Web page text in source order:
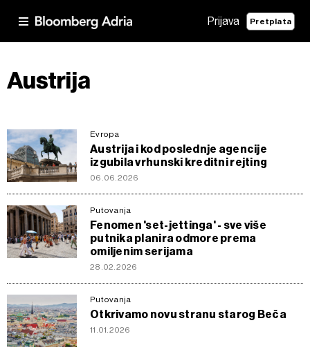
Prijava Pretplata
Austrija
Evropa
Austrija i kod poslednje agencije
izgubila vrhunski kreditni rejting
06.06.2026
Putovanja
Fenomen 'set-jettinga' - sve više
putnika planira odmore prema
omiljenim serijama
28.02.2026
Putovanja
Otkrivamo novu stranu starog Beča
11.01.2026